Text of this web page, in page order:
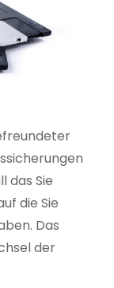
das Sie
die Sie
Das
der